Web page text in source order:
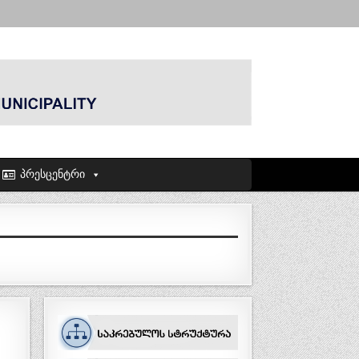
პრესცენტრი